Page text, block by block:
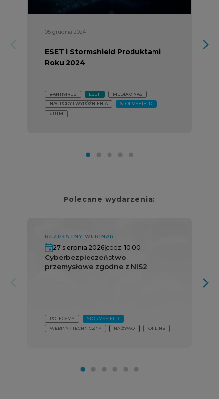
arrow_forward_ios
05 grudnia 2024
ESET i Stormshield Produktami
Roku 2024
#ANTIVIRUS ESET
MEDIA O NAS
NAGRODY I WYRÓŻNIENIA
STORMSHIELD
#UTM
arrow_forward_ios
Polecane wydarzenia:
arrow_forward_ios
BEZPŁATNY WEBINAR
27 sierpnia 2026 |godz:10:00
Cyberbezpieczeństwo
przemysłowe zgodne z NIS2
POLECAMY
STORMSHIELD
WEBINAR TECHNICZNY
NA ŻYWO ONLINE
arrow_forward_ios